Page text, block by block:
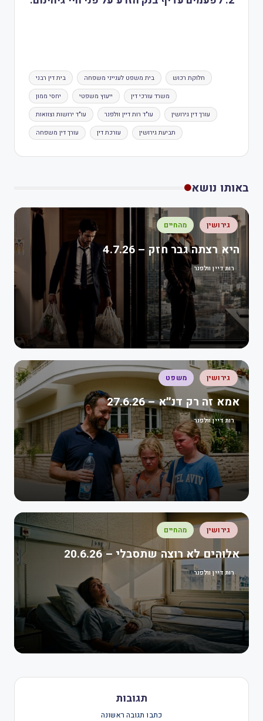
בית דין רבני בית משפט לענייני משפחה חלוקת רכוש
יחסי ממון ייעוץ משפטי משרד עורכי דין
עו"ד ירושות וצוואות עו"ד רות דיין וולפנר עורך דין גירושין
עורך דין משפחה עורכת דין תביעת גירושין
באותו נושא
גירושין מהחיים
היא רצתה גבר חזק – 4.7.26
רות דיין וולפנר
גירושין משפט
אמא זה רק דנ״א – 27.6.26
רות דיין וולפנר
גירושין מהחיים
אלוהים לא רוצה שתסבלי – 20.6.26
רות דיין וולפנר
תגובות
כתבו תגובה ראשונה